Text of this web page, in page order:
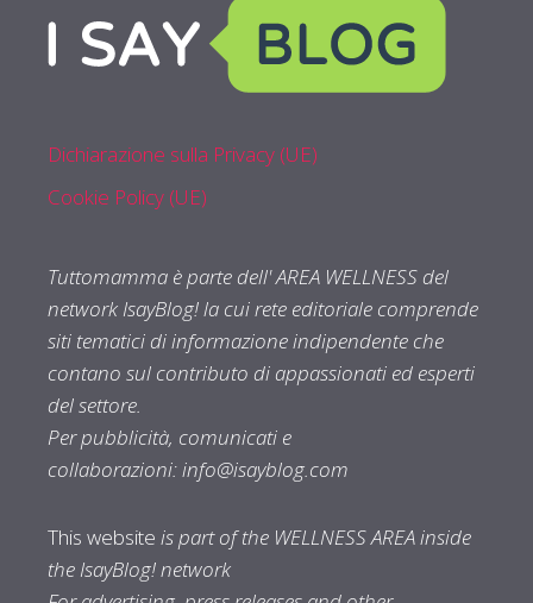
Dichiarazione sulla Privacy (UE)
Cookie Policy (UE)
Tuttomamma è parte dell' AREA WELLNESS del
network IsayBlog! la cui rete editoriale comprende
siti tematici di informazione indipendente che
contano sul contributo di appassionati ed esperti
del settore.
Per pubblicità, comunicati e
collaborazioni:info@isayblog.com
This website is part of the WELLNESS AREA inside
the IsayBlog! network